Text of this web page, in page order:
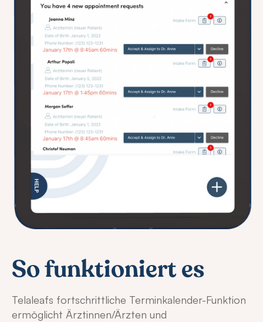
So funktioniert es
Telaleafs fortschrittliche Terminkalender-Funktion
ermöglicht Ärztinnen/Ärzten und